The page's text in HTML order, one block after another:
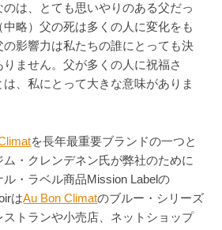
は、とても思いやりのある父だっ
略）父の死は多くの人に変化をも
影響力は私たちの誰にとっても決
ません。父が多くの人に祝福さ
、私にとって大きな意味がありま
を長年最重要ブランドの一つと
・クレンデネン氏が弊社のために
・ラベル商品Mission Labelの
はAu Bon Climatのブルー・シリーズ
ストランや小売店、ネットショップ